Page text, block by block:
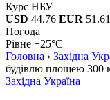
Курс НБУ
USD 44.76 EUR 51.61
Погода
Рівне +25°C
Головна › Західна
будівлю площею 300
Західна Україна